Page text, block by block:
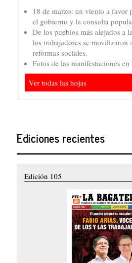
18 de marzo: un viento a favor
el gobierno y la consulta
De los pueblos más alejados a
los trabajadores se movilizaron
reformas sociales.
Fotos de las manifestaciones
Ver todas las hojas
Ediciones recientes
Edición 105